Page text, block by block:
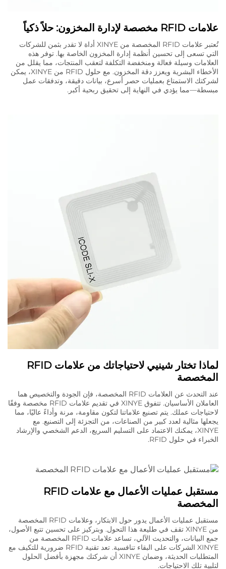
علامات RFID مخصصة لإدارة المخزون: حلاً ذكياً
تُعتبر علامات RFID المخصصة من XINYE أداة لا تقدر بثمن للشركات
التي تسعى إلى تحسين أنظمة إدارة المخزون الخاصة بها. توفر هذه
العلامات وسيلة فعالة ومنخفضة التكلفة لتعقب المنتجات، مما يقلل من
الأخطاء البشرية ويعزز دقة المخزون. مع حلول RFID من XINYE، يمكن
لشركتك الاستمتاع بعمليات حصر أسرع، بيانات دقيقة، وتدفقات عمل
مبسطة—مما يؤدي في النهاية إلى تحقيق ربحية أكبر.
لماذا تختار شينيي لاحتياجاتك من علامات RFID
المخصصة
عند التحدث عن العلامات RFID المخصصة، فإن الجودة والتخصيص هما
العاملان الأساسيان. تتفوق XINYE في تقديم علامات RFID مخصصة وفقًا
لاحتياجات عملك. يتم تصنيع علاماتنا لتكون مقاومة، مرنة وأداءً عاليًا، مما
يجعلها مثالية لعدد كبير من الصناعات، من التجزئة إلى التصنيع. مع
XINYE، يمكنك الاعتماد على التسليم السريع، الدعم الشخصي والإرشاد
الخبراء في حلول RFID.
مستقبل عمليات الأعمال مع علامات RFID
المخصصة
مستقبل عمليات الأعمال يدور حول الابتكار، وعلامات RFID المخصصة
من XINYE تقف في طليعة هذا التحول. وبتركيز على تحسين تتبع الأصول،
جمع البيانات، والتحديث الآلي، تساعد علامات RFID المخصصة من
XINYE الشركات على البقاء تنافسية. تعد تقنية RFID ضرورية للتكيف مع
المتطلبات الحديثة، وضمان XINYE أن شركتك مجهزة بأفضل الحلول
لتلبية تلك الاحتياجات.